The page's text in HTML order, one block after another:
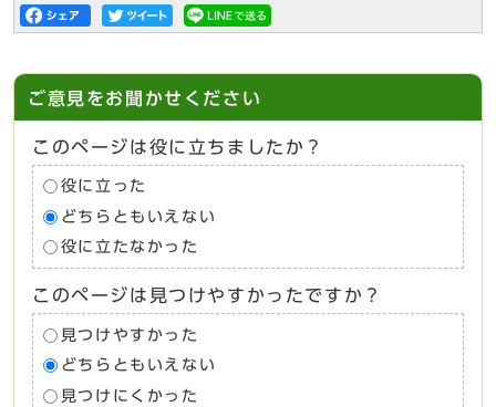
ご意見をお聞かせください
このページは役に立ちましたか？
役に立った
どちらともいえない
役に立たなかった
このページは見つけやすかったですか？
見つけやすかった
どちらともいえない
見つけにくかった